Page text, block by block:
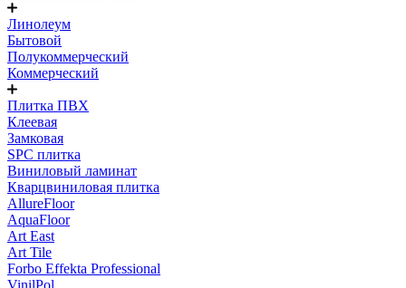
Линолеум
Бытовой
Полукоммерческий
Коммерческий
Плитка ПВХ
Клеевая
Замковая
SPC плитка
Виниловый ламинат
Кварцвиниловая плитка
AllureFloor
AquaFloor
Art East
Art Tile
Forbo Effekta Professional
VinilPol